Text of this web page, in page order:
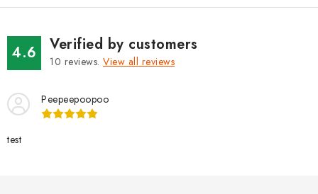
Jak na Jupiter Obchodní podmínky Kontakty
4.6 Verified by customers
10 reviews. View all reviews
Peepeepoopoo
test